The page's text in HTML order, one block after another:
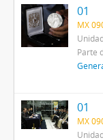
01
MX
Parte
01
MX